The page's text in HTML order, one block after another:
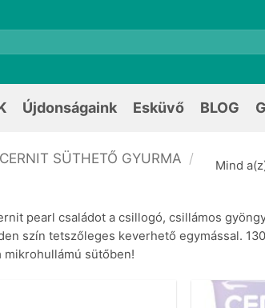
Újdonságaink Esküvő BLOG
CERNIT SÜTHETŐ GYURMA /
Mind
pearl családot a csillogó, csillámos
szín tetszőleges keverhető egymással.
mikrohullámú sütőben!